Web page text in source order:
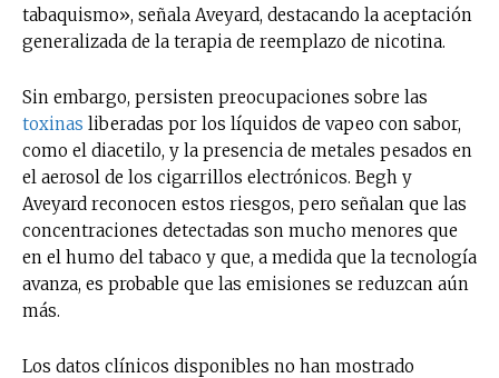
tabaquismo», señala Aveyard, destacando la aceptación
generalizada de la terapia de reemplazo de nicotina.
Sin embargo, persisten preocupaciones sobre las
toxinas liberadas por los líquidos de vapeo con sabor,
como el diacetilo, y la presencia de metales pesados en
el aerosol de los cigarrillos electrónicos. Begh y
Aveyard reconocen estos riesgos, pero señalan que las
concentraciones detectadas son mucho menores que
en el humo del tabaco y que, a medida que la tecnología
avanza, es probable que las emisiones se reduzcan aún
más.
Los datos clínicos disponibles no han mostrado